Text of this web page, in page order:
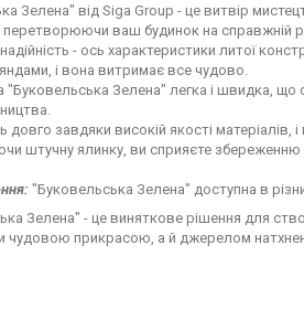
Зелена" від Siga Group - це витвір
перетворюючи ваш будинок на справжній
надійність - ось характеристики литої
і вона витримає все чудово.
"Буковельська Зелена" легка і швидка,
довго завдяки високій якості
штучну ялинку, ви сприяєте збереженню
"Буковельська Зелена" доступна в
Зелена" - це виняткове рішення для
чудовою прикрасою, а й джерелом